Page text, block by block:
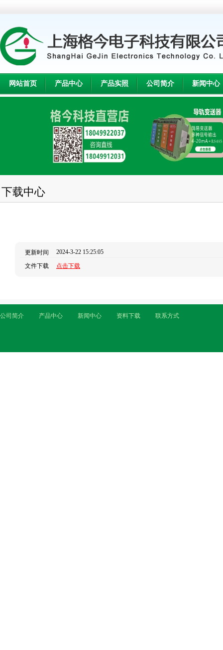
网站首页 产品中心 产品实照 公司简介 新闻中心
下载中心
更新时间
2024-3-22 15:25:05
文件下载
点击下载
公司简介 产品中心 新闻中心 资料下载 联系方式